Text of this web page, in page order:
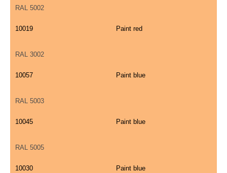
RAL 5002
10019 Paint red
RAL 3002
10057 Paint blue
RAL 5003
10045 Paint blue
RAL 5005
10030 Paint blue